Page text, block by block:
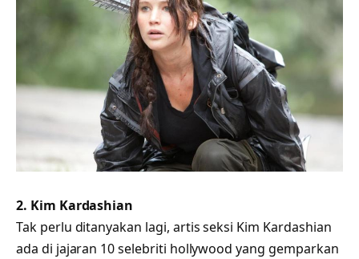
2. Kim Kardashian
Tak perlu ditanyakan lagi, artis seksi Kim Kardashian
ada di jajaran 10 selebriti hollywood yang gemparkan